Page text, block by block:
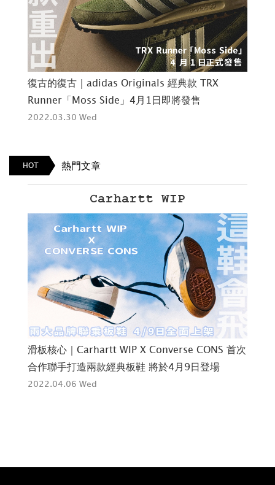
復古的復古｜adidas Originals 經典款 TRX
Runner「Moss Side」4月1日即將發售
2022.03.30 Wed
HOT 熱門文章
Carhartt WIP
滑板核心｜Carhartt WIP X Converse CONS 首次
合作聯手打造兩款經典板鞋 將於4月9日登場
2022.04.06 Wed